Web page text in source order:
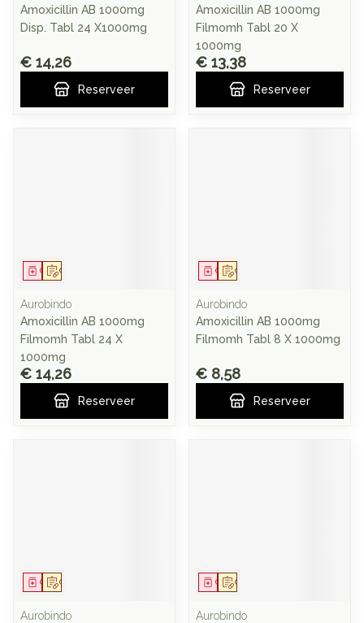
Amoxicillin AB 1000mg
Disp. Tabl 24 X1000mg
€ 14,26
Reserveer
Amoxicillin AB 1000mg
Filmomh Tabl 20 X
1000mg
€ 13,38
Reserveer
Op voorschrift
Geneesmiddel
Aurobindo
Amoxicillin AB 1000mg
Filmomh Tabl 24 X
1000mg
€ 14,26
Reserveer
Op voorschrift
Geneesmiddel
Aurobindo
Amoxicillin AB 1000mg
Filmomh Tabl 8 X 1000mg
€ 8,58
Reserveer
Op voorschrift
Geneesmiddel
Aurobindo
Op voorschrift
Geneesmiddel
Aurobindo